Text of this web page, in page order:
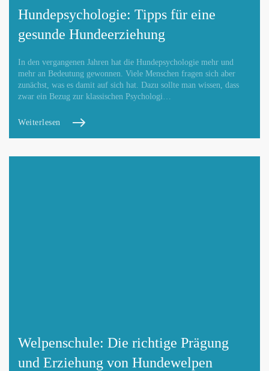
Hundepsychologie: Tipps für eine
gesunde Hundeerziehung
In den vergangenen Jahren hat die Hundepsychologie mehr und
mehr an Bedeutung gewonnen. Viele Menschen fragen sich aber
zunächst, was es damit auf sich hat. Dazu sollte man wissen, dass
zwar ein Bezug zur klassischen Psychologi…
Weiterlesen
Welpenschule: Die richtige Prägung
und Erziehung von Hundewelpen